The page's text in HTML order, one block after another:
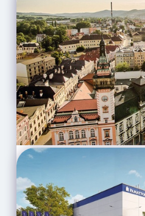
Investujte
zajistěte si
CELÝ ČLÁNEK
Proč
Krnově? Město
potenciálem.